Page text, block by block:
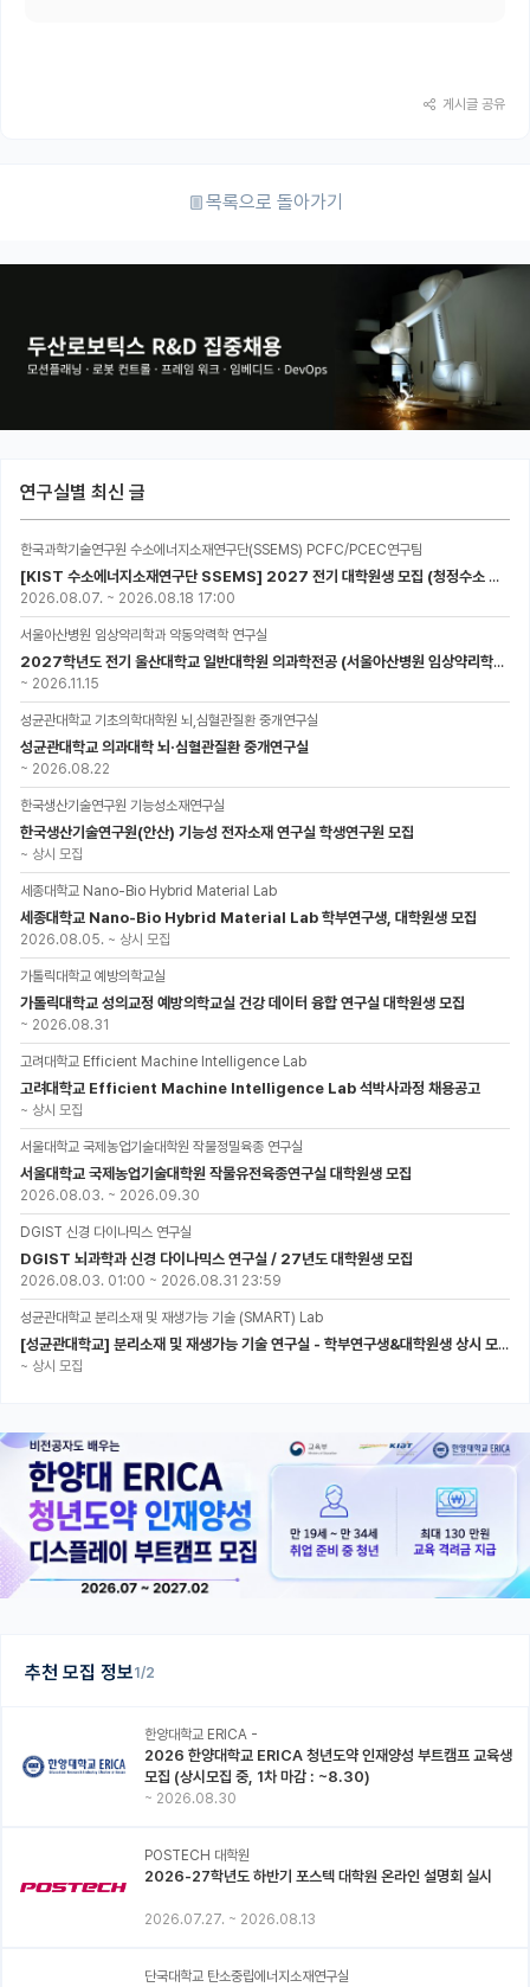
추천 모집 정보1/2
한양대학교 ERICA -
2026 한양대학교 ERICA 청년도약 인재양성 부트캠프 교육생
모집 (상시모집 중, 1차 마감 : ~8.30)
~ 2026.08.30
POSTECH 대학원
2026-27학년도 하반기 포스텍 대학원 온라인 설명회 실시
2026.07.27. ~ 2026.08.13
단국대학교 탄소중립에너지소재연구실
게시글 공유
목록으로 돌아가기
연구실별 최신 글
한국과학기술연구원 수소에너지소재연구단(SSEMS) PCFC/PCEC연구팀
[KIST 수소에너지소재연구단 SSEMS] 2027 전기 대학원생 모집 (청정수소 생산/활용을 위한 프로톤 세라믹 전지)
2026.08.07. ~ 2026.08.18 17:00
서울아산병원 임상약리학과 약동약력학 연구실
2027학년도 전기 울산대학교 일반대학원 의과학전공 (서울아산병원 임상약리학과 약동약력학 연구실) 대학원생 모집공고
~ 2026.11.15
성균관대학교 기초의학대학원 뇌,심혈관질환 중개연구실
성균관대학교 의과대학 뇌·심혈관질환 중개연구실
~ 2026.08.22
한국생산기술연구원 기능성소재연구실
한국생산기술연구원(안산) 기능성 전자소재 연구실 학생연구원 모집
~ 상시 모집
세종대학교 Nano-Bio Hybrid Material Lab
세종대학교 Nano-Bio Hybrid Material Lab 학부연구생, 대학원생 모집
2026.08.05. ~ 상시 모집
가톨릭대학교 예방의학교실
가톨릭대학교 성의교정 예방의학교실 건강 데이터 융합 연구실 대학원생 모집
~ 2026.08.31
고려대학교 Efficient Machine Intelligence Lab
고려대학교 Efficient Machine Intelligence Lab 석박사과정 채용공고
~ 상시 모집
서울대학교 국제농업기술대학원 작물정밀육종 연구실
서울대학교 국제농업기술대학원 작물유전육종연구실 대학원생 모집
2026.08.03. ~ 2026.09.30
DGIST 신경 다이나믹스 연구실
DGIST 뇌과학과 신경 다이나믹스 연구실 / 27년도 대학원생 모집
2026.08.03. 01:00 ~ 2026.08.31 23:59
성균관대학교 분리소재 및 재생가능 기술 (SMART) Lab
[성균관대학교] 분리소재 및 재생가능 기술 연구실 - 학부연구생&대학원생 상시 모집 (미래에너지공학과)
~ 상시 모집